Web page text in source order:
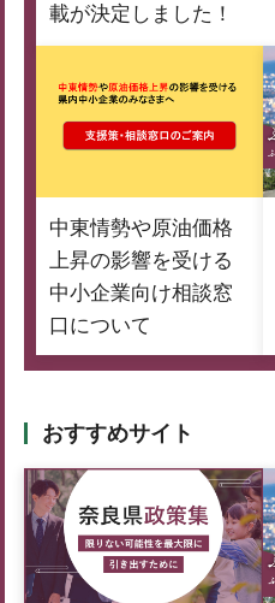
載が決定しました！
中東情勢や原油価格
上昇の影響を受ける
中小企業向け相談窓
口について
おすすめサイト